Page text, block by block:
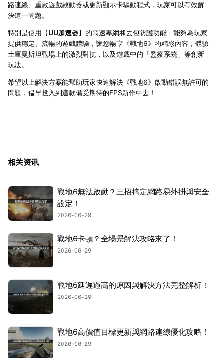
路連線、重啟遊戲啟動器或更新顯示卡驅動程式，玩家可以有效解
決這一問題。
特別是使用【UU加速器】的高速專網和丟包防護功能，能夠為玩家
提供穩定、流暢的遊戲體驗，讓您暢享《戰地6》的精彩內容，體驗
土庫曼斯坦戰場上的激烈對抗，以及遊戲中的「監察系統」等創新
玩法。
希望以上解決方案能幫助玩家快速解決《戰地6》啟動錯誤無許可的
問題，儘早投入到這款備受期待的FPS新作中去！
相关资讯
戰地6無法啟動？三招搞定網路易外掛與安全
設定！
2026-06-29
戰地6卡頓？全場景解決攻略來了！
2026-06-29
戰地6延遲過高的原因與解決方法完整解析！
2026-06-29
戰地6高價值目標更新與網路連線優化攻略！
2026-06-29